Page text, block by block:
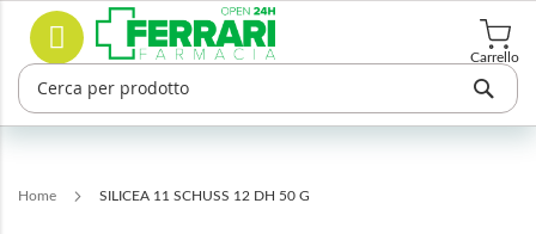
Salta
contenuto
Carrello
Cerca
Home SILICEA 11 SCHUSS 12 DH 50 G